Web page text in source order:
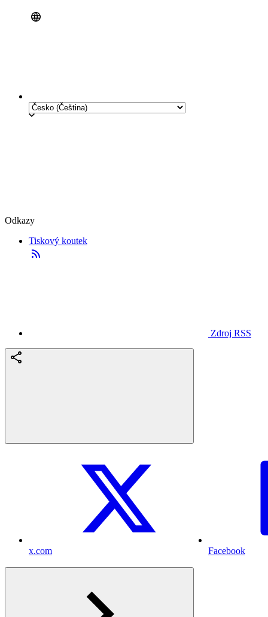
Odkazy
Tiskový koutek
Zdroj RSS
x.com Facebook